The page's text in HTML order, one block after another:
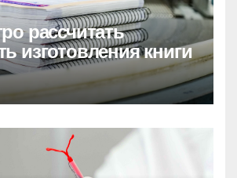
рассчитать
изготовления книги